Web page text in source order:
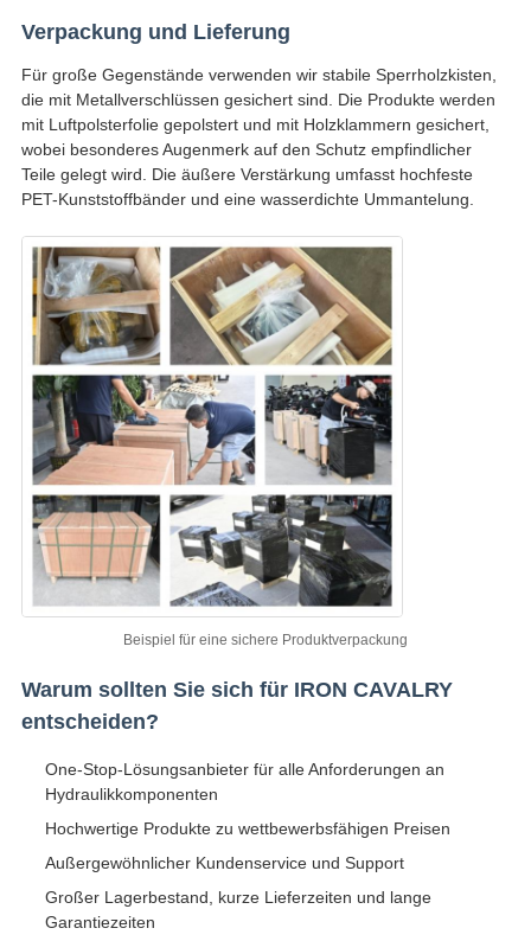
Verpackung und Lieferung
Für große Gegenstände verwenden wir stabile Sperrholzkisten,
die mit Metallverschlüssen gesichert sind. Die Produkte werden
mit Luftpolsterfolie gepolstert und mit Holzklammern gesichert,
wobei besonderes Augenmerk auf den Schutz empfindlicher
Teile gelegt wird. Die äußere Verstärkung umfasst hochfeste
PET-Kunststoffbänder und eine wasserdichte Ummantelung.
Beispiel für eine sichere Produktverpackung
Warum sollten Sie sich für IRON CAVALRY
entscheiden?
One-Stop-Lösungsanbieter für alle Anforderungen an
Hydraulikkomponenten
Hochwertige Produkte zu wettbewerbsfähigen Preisen
Außergewöhnlicher Kundenservice und Support
Großer Lagerbestand, kurze Lieferzeiten und lange
Garantiezeiten